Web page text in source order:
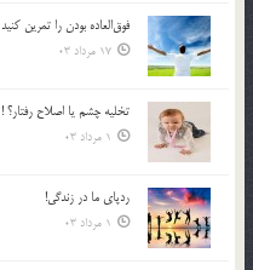
فوق‌العاده بودن را تمرين كنيد
17 مرداد 03
تخليه چشم يا اصلاح رفتار؟ !
1 مرداد 03
ردپاى ما در زندگى!
1 مرداد 03